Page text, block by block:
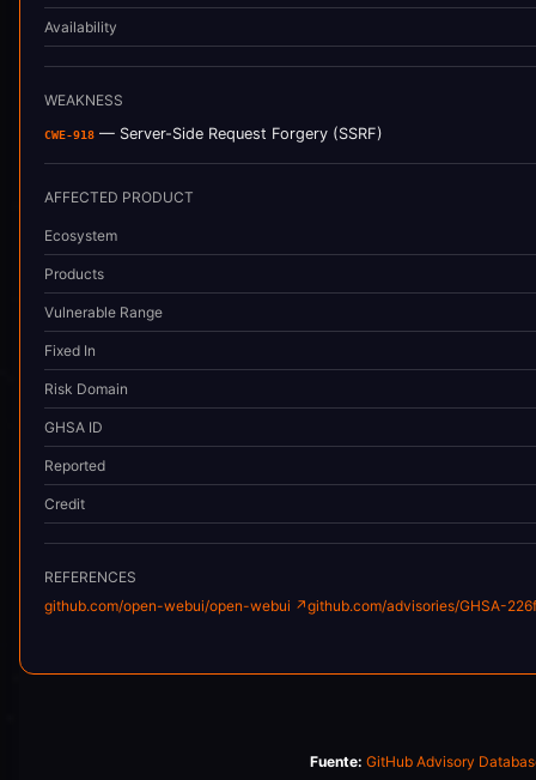
Availability
WEAKNESS
CWE-918 — Server-Side Request Forgery (SSRF)
AFFECTED PRODUCT
Ecosystem
Products
Vulnerable Range
Fixed In
Risk Domain
GHSA ID
Reported
Credit
REFERENCES
github.com/open-webui/open-webui ↗github.com/advisories/GHSA-
Fuente:GitHub Advisory